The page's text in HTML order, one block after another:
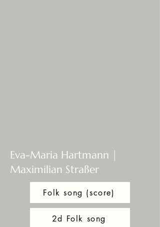
Eva-Maria Hartmann |
Maximilian Straßer
Folk song (score)
2d Folk song